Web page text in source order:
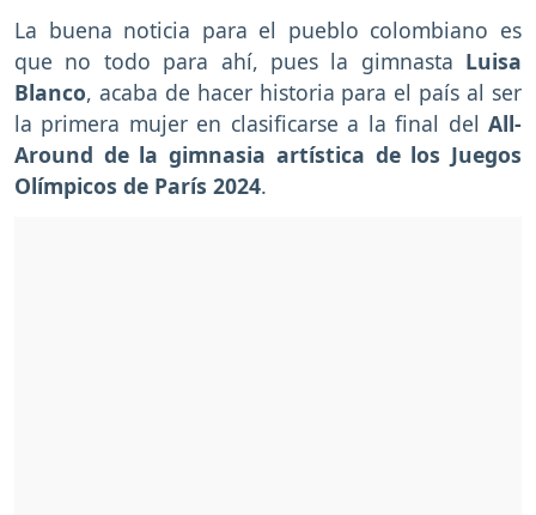
La buena noticia para el pueblo colombiano es
que no todo para ahí, pues la gimnasta Luisa
Blanco, acaba de hacer historia para el país al ser
la primera mujer en clasificarse a la final del All-
Around de la gimnasia artística de los Juegos
Olímpicos de París 2024.